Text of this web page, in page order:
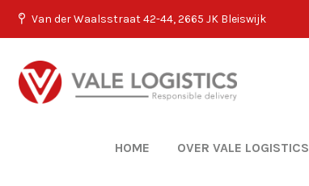
Van der Waalsstraat 42-44, 2665 JK Bleiswijk
HOME OVER VALE LOGISTICS